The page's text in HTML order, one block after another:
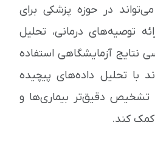
در حوزه پزشکی برای
توصیه‌های درمانی، تحلیل
نتایج آزمایشگاهی استفاده
با تحلیل داده‌های پیچیده
تشخیص دقیق‌تر بیماری‌ها و
کمک کند.